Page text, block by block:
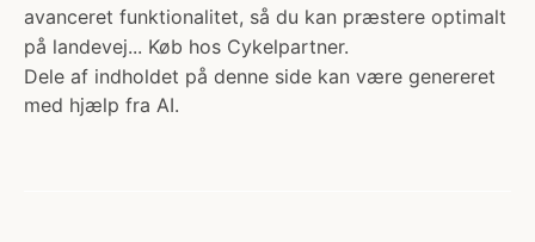
avanceret funktionalitet, så du kan præstere optimalt
på landevej... Køb hos Cykelpartner.
Dele af indholdet på denne side kan være genereret
med hjælp fra AI.